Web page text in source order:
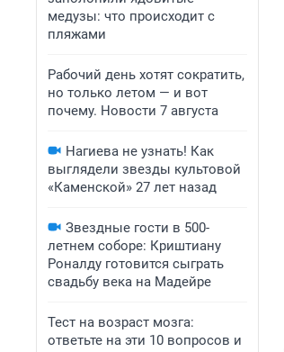
медузы: что происходит с
пляжами
Рабочий день хотят сократить,
но только летом — и вот
почему. Новости 7 августа
Нагиева не узнать! Как
выглядели звезды культовой
«Каменской» 27 лет назад
Звездные гости в 500-
летнем соборе: Криштиану
Роналду готовится сыграть
свадьбу века на Мадейре
Тест на возраст мозга:
ответьте на эти 10 вопросов и